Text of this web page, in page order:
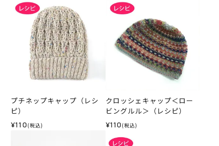
プチネップキャップ（レシ
ピ）
¥110 (税込)
クロッシェキャップ＜ロー
ビングルル＞（レシピ）
¥110 (税込)